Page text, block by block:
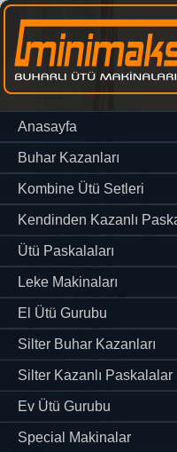
Anasayfa
Buhar Kazanları
Kombine Ütü Setleri
Kendinden Kazanlı
Ütü Paskalaları
Leke Makinaları
El Ütü Gurubu
Silter Buhar Kazanları
Silter Kazanlı Paskalalar
Ev Ütü Gurubu
Special Makinalar